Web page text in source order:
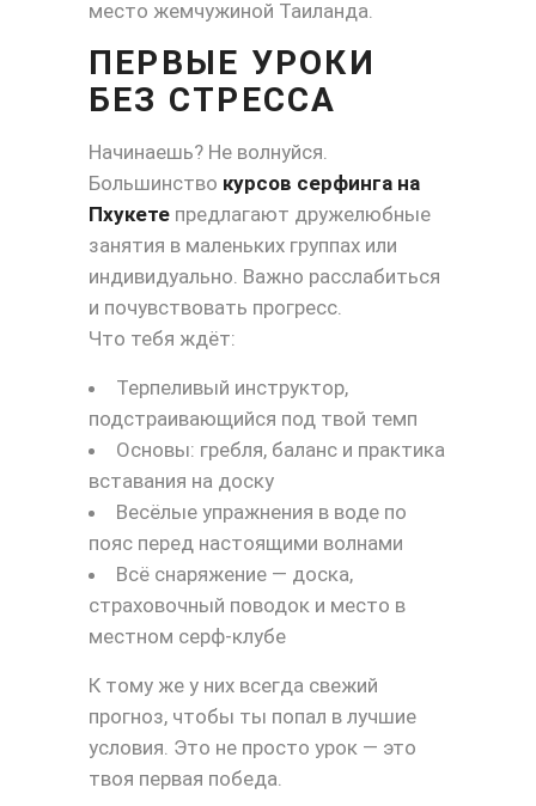
место жемчужиной Таиланда.
ПЕРВЫЕ УРОКИ
БЕЗ СТРЕССА
Начинаешь? Не волнуйся.
Большинство курсов серфинга на
Пхукете предлагают дружелюбные
занятия в маленьких группах или
индивидуально. Важно расслабиться
и почувствовать прогресс.
Что тебя ждёт:
Терпеливый инструктор,
подстраивающийся под твой темп
Основы: гребля, баланс и практика
вставания на доску
Весёлые упражнения в воде по
пояс перед настоящими волнами
Всё снаряжение — доска,
страховочный поводок и место в
местном серф-клубе
К тому же у них всегда свежий
прогноз, чтобы ты попал в лучшие
условия. Это не просто урок — это
твоя первая победа.